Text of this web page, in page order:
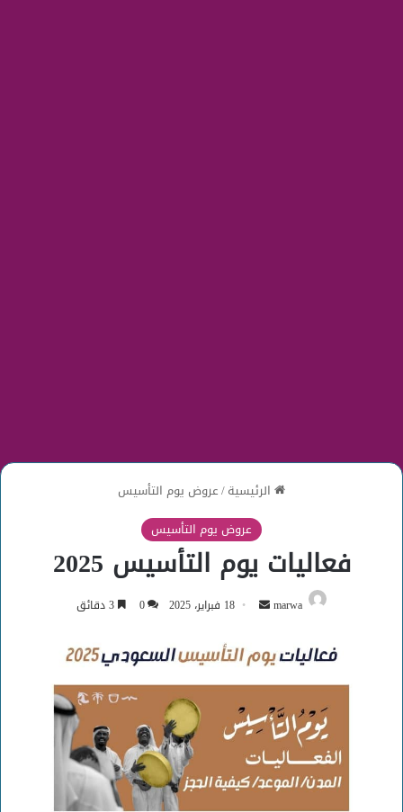
الرئيسية/عروض يوم التأسيس
عروض يوم التأسيس
فعاليات يوم التأسيس 2025
marwa
أرسل
إلكترونيا
18 فبراير، 2025 0